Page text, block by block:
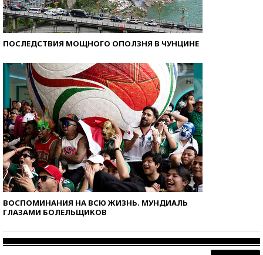
ПОСЛЕДСТВИЯ МОЩНОГО ОПОЛЗНЯ В ЧУНЦИНЕ
ВОСПОМИНАНИЯ НА ВСЮ ЖИЗНЬ. МУНДИАЛЬ
ГЛАЗАМИ БОЛЕЛЬЩИКОВ